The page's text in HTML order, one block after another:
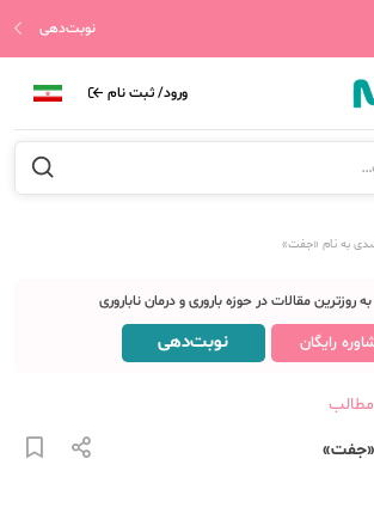
نوبت‌دهی
ورود/ ثبت نام
به نام «جفت»
روزترین مقالات در حوزه باروری و درمان ناباروری
رایگان نوبت‌دهی
«جفت»